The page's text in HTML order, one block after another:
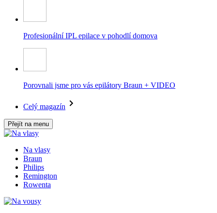
Profesionální IPL epilace v pohodlí domova
Porovnali jsme pro vás epilátory Braun + VIDEO
Celý magazín
Přejít na menu
Na vlasy
Braun
Philips
Remington
Rowenta